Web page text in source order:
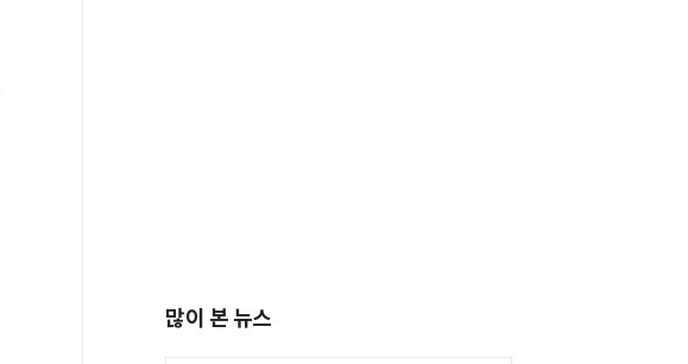
많이 본 뉴스